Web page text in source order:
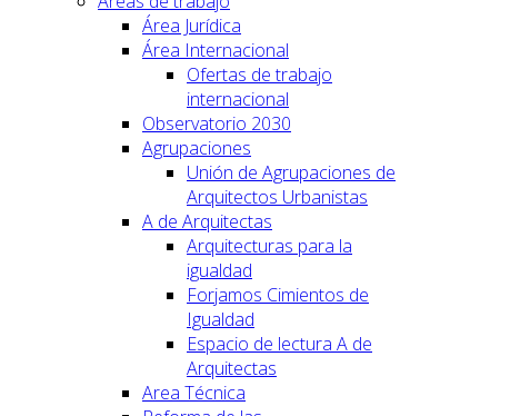
Área Jurídica
Área Internacional
Ofertas de trabajo
internacional
Observatorio 2030
Agrupaciones
Unión de Agrupaciones de
Arquitectos Urbanistas
A de Arquitectas
Arquitecturas para la
igualdad
Forjamos Cimientos de
Igualdad
Espacio de lectura A de
Arquitectas
Area Técnica